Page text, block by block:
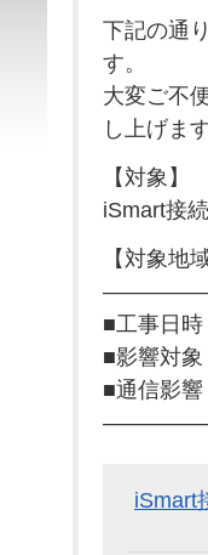
下記の通
す。
大変ご不
し上げます
【対象】
iSmart接
【対象地
■工事日
■影響対
■通信影
iSmart